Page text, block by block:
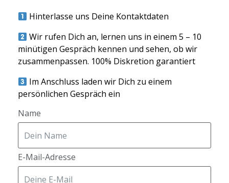
Hinterlasse uns Deine Kontaktdaten
Wir rufen Dich an, lernen uns in einem 5 – 10
minütigen Gespräch kennen und sehen, ob wir
zusammenpassen. 100% Diskretion garantiert
Im Anschluss laden wir Dich zu einem
persönlichen Gespräch ein
Name
E-Mail-Adresse